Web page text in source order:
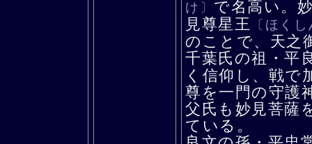
け〕 で名高い。
見尊星王 〔ほく
のことで、天之
千葉氏の祖・平
く信仰し、戦で
尊を一門の守護
父氏も妙見菩薩
ている。